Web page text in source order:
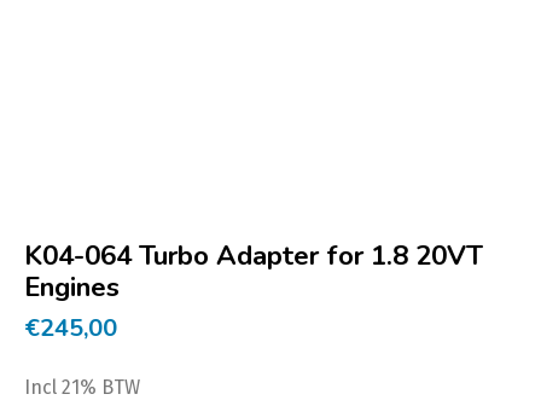
K04-064 Turbo Adapter for 1.8 20VT
Engines
€245,00
Incl 21% BTW